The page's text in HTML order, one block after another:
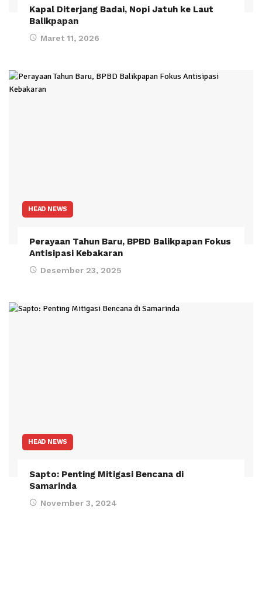
Kapal Diterjang Badai, Nopi Jatuh ke Laut
Balikpapan
Maret 11, 2026
HEAD NEWS
Perayaan Tahun Baru, BPBD Balikpapan Fokus
Antisipasi Kebakaran
Desember 23, 2025
HEAD NEWS
Sapto: Penting Mitigasi Bencana di
Samarinda
November 3, 2024